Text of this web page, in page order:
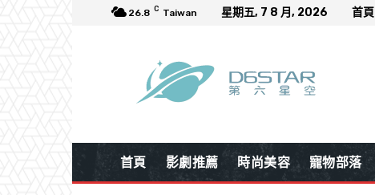
26.8 C Taiwan 星期五, 7 8 月, 2026 首頁
首頁 影劇推薦 時尚美容 寵物部落